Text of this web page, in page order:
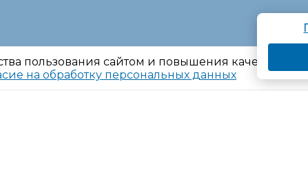
пользования сайтом и повышения качества
на обработку персональных данных